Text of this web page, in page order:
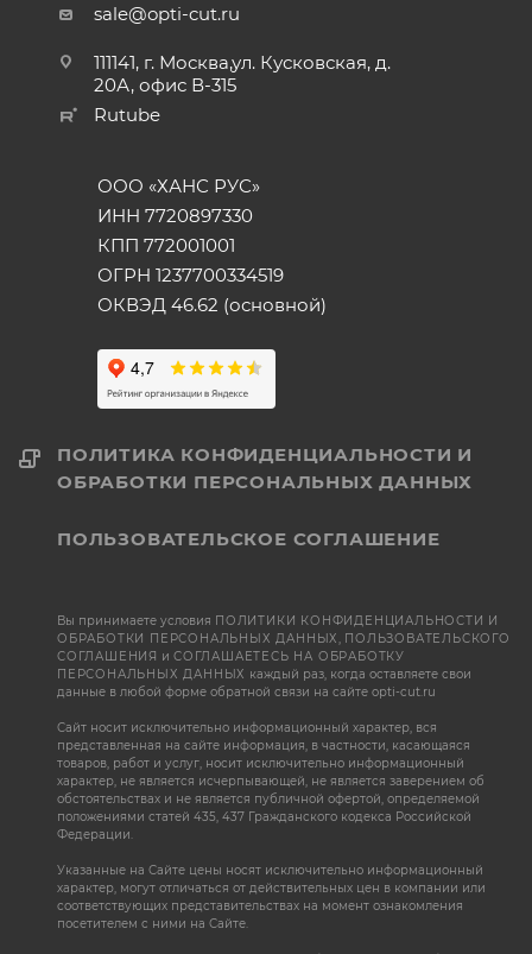
sale@opti-cut.ru
111141, г. Москва,ул. Кусковская, д.
20А, офис В-315
Rutube
ООО «ХАНС РУС»
ИНН 7720897330
КПП 772001001
ОГРН 1237700334519
ОКВЭД 46.62 (основной)
ПОЛИТИКА КОНФИДЕНЦИАЛЬНОСТИ И
ОБРАБОТКИ ПЕРСОНАЛЬНЫХ ДАННЫХ
ПОЛЬЗОВАТЕЛЬСКОЕ СОГЛАШЕНИЕ
Вы принимаете условия ПОЛИТИКИ КОНФИДЕНЦИАЛЬНОСТИ И
ОБРАБОТКИ ПЕРСОНАЛЬНЫХ ДАННЫХ, ПОЛЬЗОВАТЕЛЬСКОГО
СОГЛАШЕНИЯ иСОГЛАШАЕТЕСЬ НА ОБРАБОТКУ
ПЕРСОНАЛЬНЫХ ДАННЫХ каждый раз, когда оставляете свои
данные в любой форме обратной связи на сайте opti-cut.ru
Сайт носит исключительно информационный характер, вся
представленная на сайте информация, в частности, касающаяся
товаров, работ и услуг, носит исключительно информационный
характер, не является исчерпывающей, не является заверением об
обстоятельствах и не является публичной офертой, определяемой
положениями статей 435, 437 Гражданского кодекса Российской
Федерации.
Указанные на Сайте цены носят исключительно информационный
характер, могут отличаться от действительных цен в компании или
соответствующих представительствах на момент ознакомления
посетителем с ними на Сайте.